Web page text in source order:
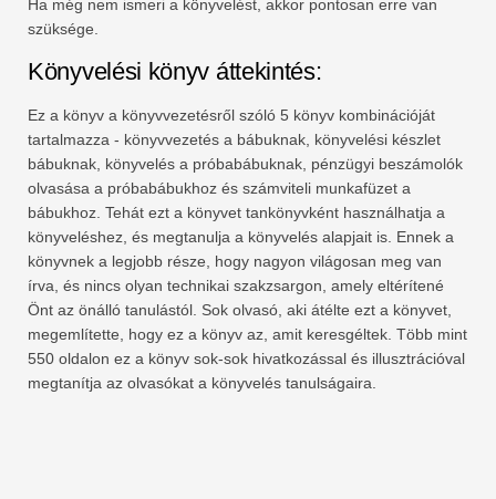
Ha még nem ismeri a könyvelést, akkor pontosan erre van
szüksége.
Könyvelési könyv áttekintés:
Ez a könyv a könyvvezetésről szóló 5 könyv kombinációját
tartalmazza - könyvvezetés a bábuknak, könyvelési készlet
bábuknak, könyvelés a próbabábuknak, pénzügyi beszámolók
olvasása a próbabábukhoz és számviteli munkafüzet a
bábukhoz. Tehát ezt a könyvet tankönyvként használhatja a
könyveléshez, és megtanulja a könyvelés alapjait is. Ennek a
könyvnek a legjobb része, hogy nagyon világosan meg van
írva, és nincs olyan technikai szakzsargon, amely eltérítené
Önt az önálló tanulástól. Sok olvasó, aki átélte ezt a könyvet,
megemlítette, hogy ez a könyv az, amit keresgéltek. Több mint
550 oldalon ez a könyv sok-sok hivatkozással és illusztrációval
megtanítja az olvasókat a könyvelés tanulságaira.